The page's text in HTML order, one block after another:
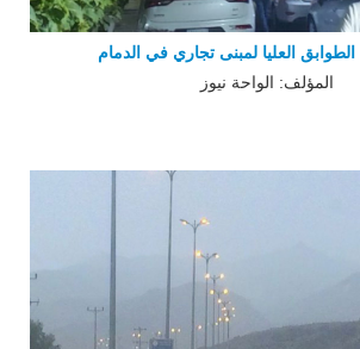
العليا لمبنى تجاري في الدمام
المؤلف: الواحة نيوز